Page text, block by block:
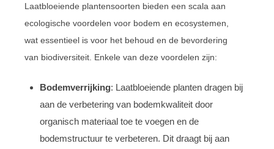
Laatbloeiende plantensoorten bieden een scala aan
ecologische voordelen voor bodem en ecosystemen,
wat essentieel is voor het behoud en de bevordering
van biodiversiteit. Enkele van deze voordelen zijn:
Bodemverrijking: Laatbloeiende planten dragen bij
aan de verbetering van bodemkwaliteit door
organisch materiaal toe te voegen en de
bodemstructuur te verbeteren. Dit draagt bij aan